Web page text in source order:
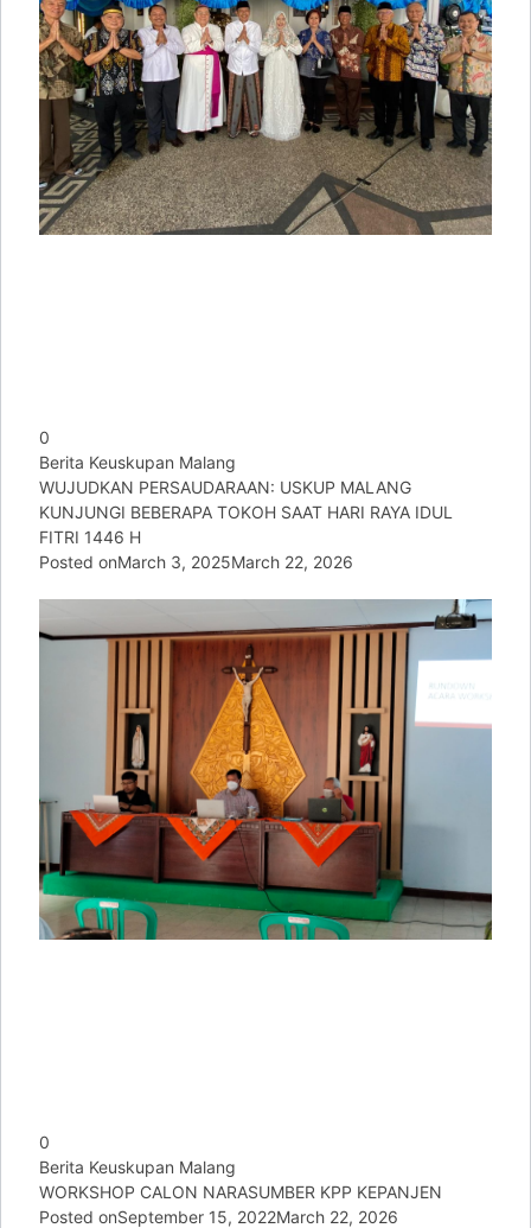
0
Berita Keuskupan Malang
WUJUDKAN PERSAUDARAAN: USKUP MALANG
KUNJUNGI BEBERAPA TOKOH SAAT HARI RAYA IDUL
FITRI 1446 H
Posted onMarch 3, 2025March 22, 2026
0
Berita Keuskupan Malang
WORKSHOP CALON NARASUMBER KPP KEPANJEN
Posted onSeptember 15, 2022March 22, 2026